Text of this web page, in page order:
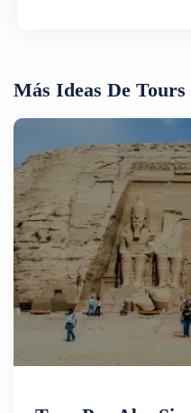
Más Ideas De Tours